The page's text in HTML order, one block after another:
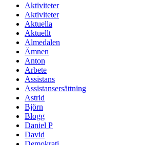
Aktiviteter
Aktiviteter
Aktuella
Aktuellt
Almedalen
Ämnen
Anton
Arbete
Assistans
Assistansersättning
Astrid
Björn
Blogg
Daniel P
David